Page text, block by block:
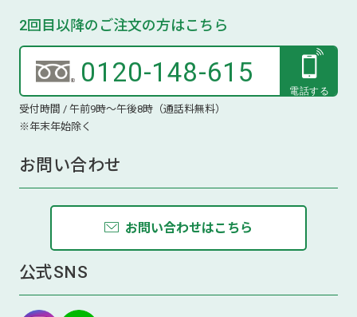
2回目以降のご注文の方はこちら
0120-148-615
受付時間 / 午前9時～午後8時（通話料無料）
※年末年始除く
お問い合わせ
お問い合わせはこちら
公式SNS